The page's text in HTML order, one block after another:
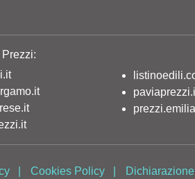
Prezzi:
Cookies Policy